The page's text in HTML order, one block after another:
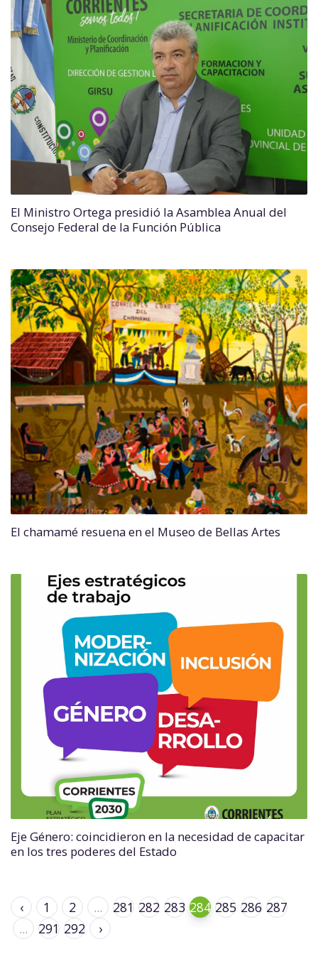
El Ministro Ortega presidió la Asamblea Anual del
Consejo Federal de la Función Pública
El chamamé resuena en el Museo de Bellas Artes
Eje Género: coincidieron en la necesidad de capacitar
en los tres poderes del Estado
‹ 1 2 ... 281 282 283 284 285 286 287
...
291 292 ›